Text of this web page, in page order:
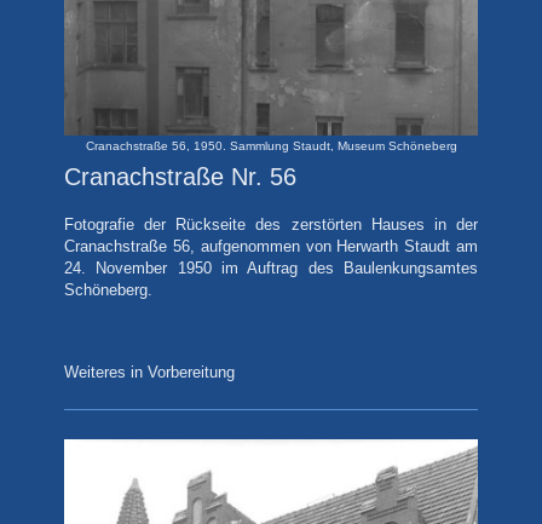
Cranachstraße 56, 1950. Sammlung Staudt, Museum Schöneberg
Cranachstraße Nr. 56
Fotografie der Rückseite des zerstörten Hauses in der
Cranachstraße 56, aufgenommen von Herwarth Staudt am
24. November 1950 im Auftrag des Baulenkungsamtes
Schöneberg.
Weiteres in Vorbereitung